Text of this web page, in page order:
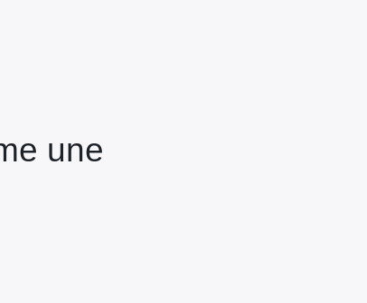
une